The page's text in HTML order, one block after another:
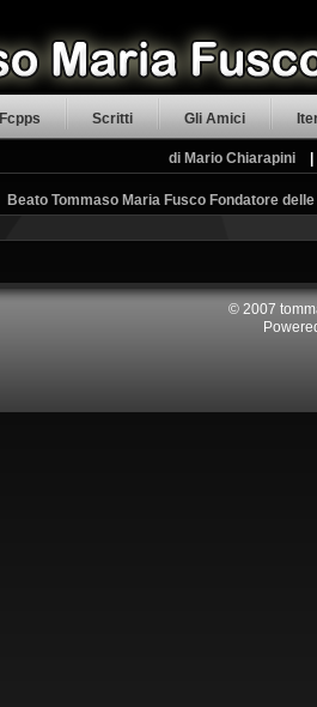
Fcpps Scritti Gli Amici
di Mario Chiarapini
Beato Tommaso Maria Fusco Fondatore
© 2007